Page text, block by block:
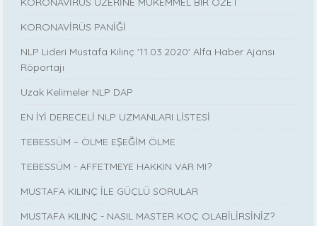
KORONAVİRÜS PANİĞİ
NLP Lideri Mustafa Kılınç '11.03.2020' Alfa Haber Ajansı
Röportajı
Uzak Kelimeler NLP DAP
EN İYİ DERECELİ NLP UZMANLARI LİSTESİ
TEBESSÜM – ÖLME EŞEĞİM ÖLME
TEBESSÜM - AFFETMEYE HAKKIN VAR MI?
MUSTAFA KILINÇ İLE GÜÇLÜ SORULAR
MUSTAFA KILINÇ - NASIL MASTER KOÇ OLABİLİRSİNİZ?